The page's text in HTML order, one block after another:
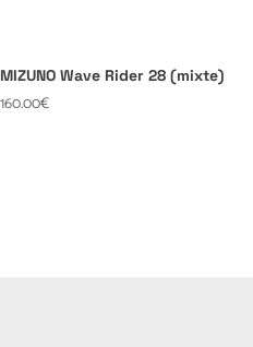
MIZUNO Wave Rider 28 (mixte)
160.00€